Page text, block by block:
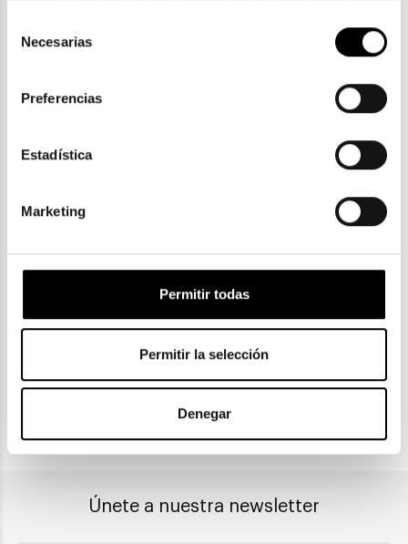
la política de privacidad en el siguiente
. Consulta
Necesarias
Preferencias
Estadística
Marketing
Permitir todas
Permitir la selección
Denegar
TOM FORD FT 5695 B
CLICK & COLLECT
PAGO SEGURO
Únete a nuestra newsletter